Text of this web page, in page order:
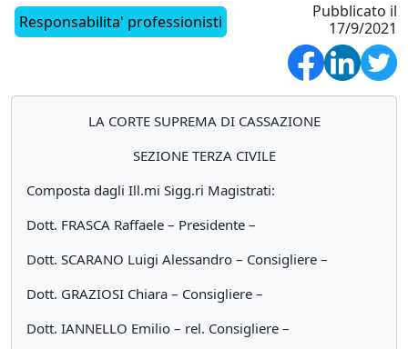
Responsabilita' professionisti
Pubblicato il
17/9/2021
LA CORTE SUPREMA DI CASSAZIONE
SEZIONE TERZA CIVILE
Composta dagli Ill.mi Sigg.ri Magistrati:
Dott. FRASCA Raffaele – Presidente –
Dott. SCARANO Luigi Alessandro – Consigliere –
Dott. GRAZIOSI Chiara – Consigliere –
Dott. IANNELLO Emilio – rel. Consigliere –